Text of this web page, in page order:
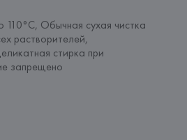
Обычная сухая чистка
растворителей,
стирка при
запрещено